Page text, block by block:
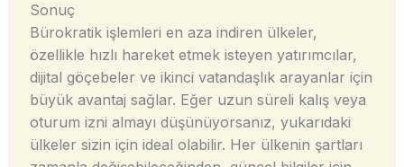
Sonuç
Bürokratik işlemleri en aza indiren ülkeler,
özellikle hızlı hareket etmek isteyen yatırımcılar,
dijital göçebeler ve ikinci vatandaşlık arayanlar için
büyük avantaj sağlar. Eğer uzun süreli kalış veya
oturum izni almayı düşünüyorsanız, yukarıdaki
ülkeler sizin için ideal olabilir. Her ülkenin şartları